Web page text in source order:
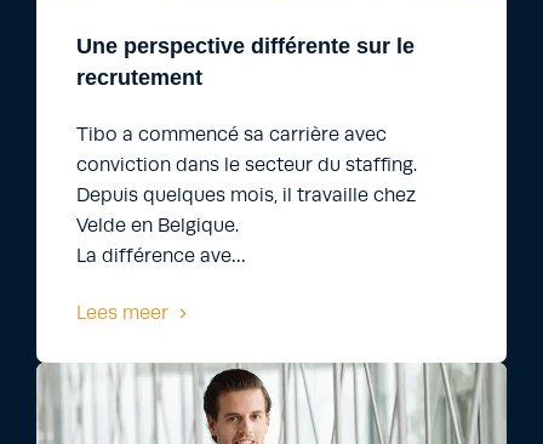
Une perspective différente sur le
recrutement
Tibo a commencé sa carrière avec
conviction dans le secteur du staffing.
Depuis quelques mois, il travaille chez
Velde en Belgique.
La différence ave…
Lees meer